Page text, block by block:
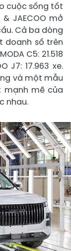
cuộc sống tốt
JAECOO mở
Cả ba dòng
doanh số trên
C5: 21.518
J7: 17.963 xe.
và một mẫu
mạnh mẽ của
nhau.